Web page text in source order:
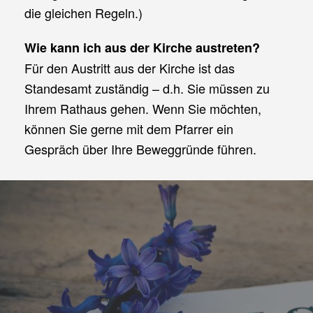
die gleichen Regeln.)
Wie kann ich aus der Kirche austreten?
Für den Austritt aus der Kirche ist das
Standesamt zuständig – d.h. Sie müssen zu
Ihrem Rathaus gehen. Wenn Sie möchten,
können Sie gerne mit dem Pfarrer ein
Gespräch über Ihre Beweggründe führen.